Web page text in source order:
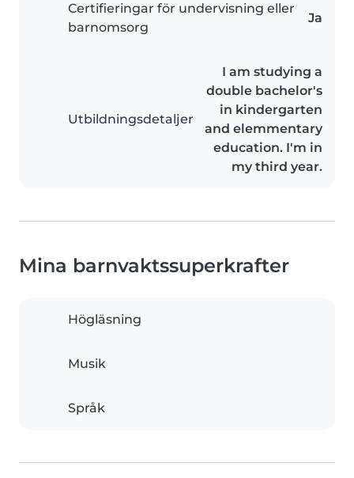
Certifieringar för undervisning eller
barnomsorg
Ja
Utbildningsdetaljer
I am studying a
double bachelor's
in kindergarten
and elemmentary
education. I'm in
my third year.
Mina barnvaktssuperkrafter
Högläsning
Musik
Språk